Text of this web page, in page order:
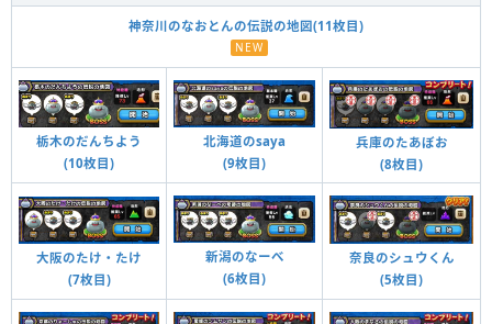
神奈川のなおとんの伝説の地図(11枚目)
NEW
栃木のだんちよう
(10枚目)
北海道のsaya
(9枚目)
兵庫のたあぼお
(8枚目)
大阪のたけ・たけ
(7枚目)
新潟のなーべ
(6枚目)
奈良のシュウくん
(5枚目)